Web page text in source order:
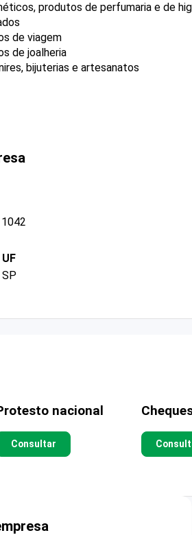
produtos de perfumaria e de
de viagem
de joalheria
bijuterias e artesanatos
UF
SP
nacional
Consultar